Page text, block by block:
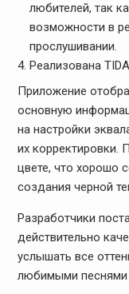
любителей, так
возможности в
прослушивании.
Реализована
Приложение
основную
на настройки
их корректировки.
цвете, что хорошо
создания черной
Разработчики
действительно
услышать все
любимыми песнями